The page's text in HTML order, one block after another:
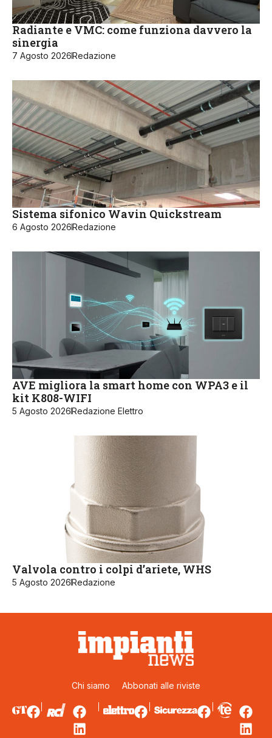
Radiante e VMC: come funziona davvero la
sinergia
7 Agosto 2026Redazione
Sistema sifonico Wavin Quickstream
6 Agosto 2026Redazione
AVE migliora la smart home con WPA3 e il
kit K808-WIFI
5 Agosto 2026Redazione Elettro
Valvola contro i colpi d’ariete, WHS
5 Agosto 2026Redazione
Chi siamo Abbonati alle riviste